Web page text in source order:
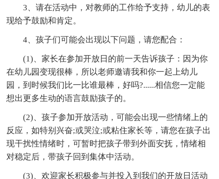
3、请在活动中，对教师的工作给予支持，幼儿的表
现给予鼓励和肯定。
4、孩子们可能会出现以下问题，请您配合：
(1)、家长在参加开放日的前一天告诉孩子：因为你
在幼儿园变现很棒，所以老师邀请我和你一起上幼儿
园，到时候我们比一比谁最棒，好吗?......相信您一定能
想出更多生动的语言鼓励孩子的。
(2)、孩子参加开放活动，可能会出现一些情绪上的
反应，如特别兴奋;或哭泣;或粘住家长等，请您在孩子出
现干扰性情绪时，可暂时把孩子带到外面安抚，情绪相
对稳定后，带孩子回到集体中活动。
(3)、欢迎家长积极参与并投入到我们的开放日活动